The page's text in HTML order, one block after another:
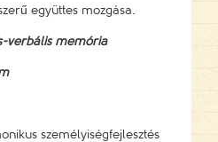
együttes mozgása.
verbális memória
személyiségfejlesztés